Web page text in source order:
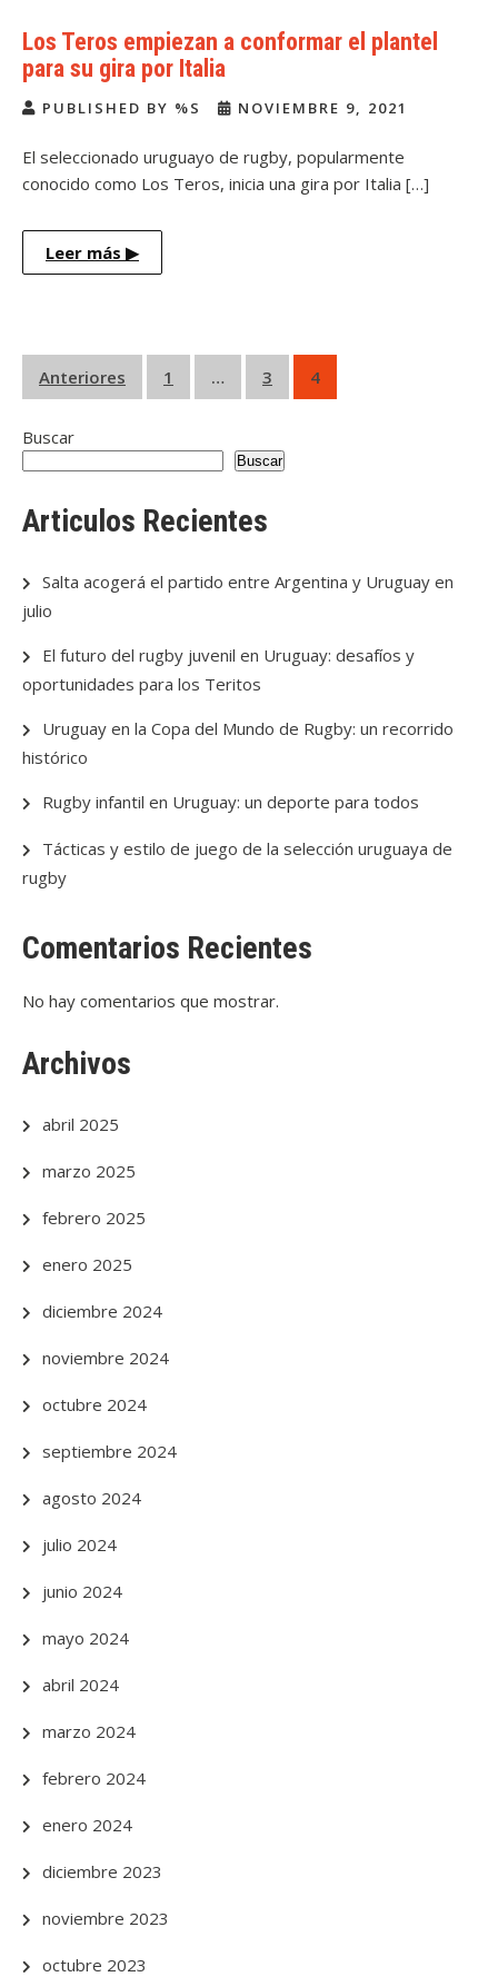
Los Teros empiezan a conformar el plantel
para su gira por Italia
PUBLISHED BY %S NOVIEMBRE 9, 2021
El seleccionado uruguayo de rugby, popularmente
conocido como Los Teros, inicia una gira por Italia […]
Leer más ▶
Paginación
de
entradas
Anteriores 1 … 3 4
Buscar
Buscar
Articulos Recientes
Salta acogerá el partido entre Argentina y Uruguay en
julio
El futuro del rugby juvenil en Uruguay: desafíos y
oportunidades para los Teritos
Uruguay en la Copa del Mundo de Rugby: un recorrido
histórico
Rugby infantil en Uruguay: un deporte para todos
Tácticas y estilo de juego de la selección uruguaya de
rugby
Comentarios Recientes
No hay comentarios que mostrar.
Archivos
abril 2025
marzo 2025
febrero 2025
enero 2025
diciembre 2024
noviembre 2024
octubre 2024
septiembre 2024
agosto 2024
julio 2024
junio 2024
mayo 2024
abril 2024
marzo 2024
febrero 2024
enero 2024
diciembre 2023
noviembre 2023
octubre 2023